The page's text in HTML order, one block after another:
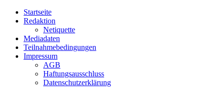
Zum
Inhalt
Startseite
Redaktion
Netiquette
Mediadaten
Teilnahmebedingungen
Impressum
AGB
Haftungsausschluss
Datenschutzerklärung